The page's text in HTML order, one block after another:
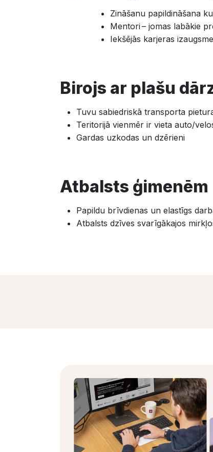
Zināšanu papildināšana
Mentori – jomas labākie
Iekšējās karjeras
Birojs ar plašu
Tuvu sabiedriskā transporta
Teritorijā vienmēr ir vieta auto/
Gardas uzkodas un dzērieni
Atbalsts ģimenēm
Papildu brīvdienas un elastīgs
Atbalsts dzīves svarīgākajos